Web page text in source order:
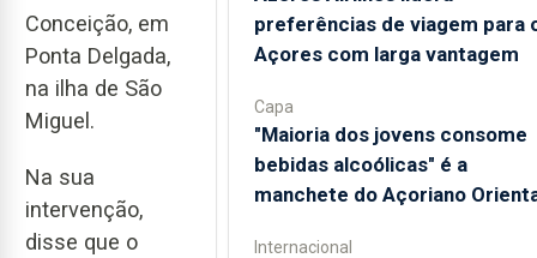
Conceição, em
Ponta Delgada,
na ilha de São
Miguel.
Na sua
intervenção,
disse que o
preferências de viagem para
Açores com larga vantagem
Capa
"Maioria dos jovens consome
bebidas alcoólicas" é a
manchete do Açoriano
Internacional